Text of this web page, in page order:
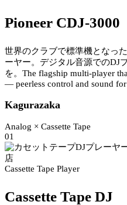
Pioneer CDJ-3000
世界のクラブで標準機となっ
ーヤー。デジタル音源でのDJ
を。 The flagship multi-player
— peerless control and sound
Kagurazaka
Analog × Cassette Tape
01
Cassette Tape Player
Cassette Tape DJ